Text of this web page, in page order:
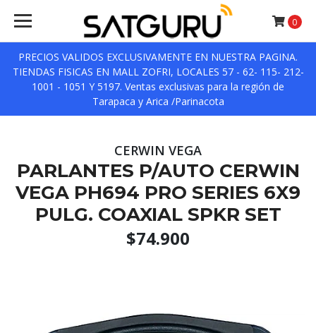
PRECIOS VALIDOS EXCLUSIVAMENTE EN NUESTRA PAGINA.
TIENDAS FISICAS EN MALL ZOFRI, LOCALES 57 - 62- 115- 212-
1001 - 1051 Y 5197. Ventas exclusivas para la región de
Tarapaca y Arica /Parinacota
0
CERWIN VEGA
PARLANTES P/AUTO CERWIN
VEGA PH694 PRO SERIES 6X9
PULG. COAXIAL SPKR SET
$74.900